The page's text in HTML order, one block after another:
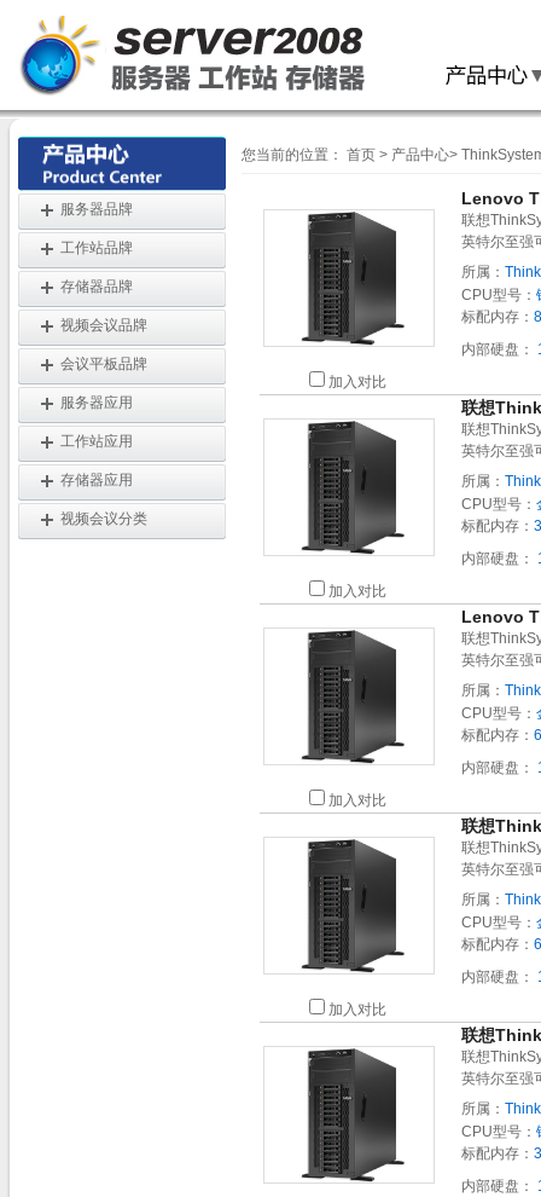
服务器品牌
工作站品牌
存储器品牌
视频会议品牌
会议平板品牌
服务器应用
工作站应用
存储器应用
视频会议分类
您当前的位置： 首页 > 产品中心>
加入对比
Lenovo
联想
英特尔至强
所属：
CPU型号：
标配内存：
内部硬盘：
加入对比
联想
联想
英特尔至强
所属：
CPU型号：
标配内存：
内部硬盘：
加入对比
Lenovo
联想
英特尔至强
所属：
CPU型号：
标配内存：
内部硬盘：
加入对比
联想
联想
英特尔至强
所属：
CPU型号：
标配内存：
内部硬盘：
联想
联想
英特尔至强
所属：
CPU型号：
标配内存：
内部硬盘：